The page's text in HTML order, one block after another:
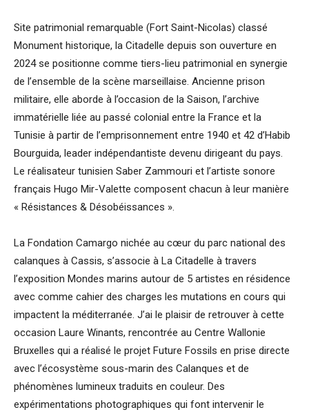
Site patrimonial remarquable (Fort Saint-Nicolas) classé
Monument historique, la Citadelle depuis son ouverture en
2024 se positionne comme tiers-lieu patrimonial en synergie
de l’ensemble de la scène marseillaise. Ancienne prison
militaire, elle aborde à l’occasion de la Saison, l’archive
immatérielle liée au passé colonial entre la France et la
Tunisie à partir de l’emprisonnement entre 1940 et 42 d’Habib
Bourguida, leader indépendantiste devenu dirigeant du pays.
Le réalisateur tunisien Saber Zammouri et l’artiste sonore
français Hugo Mir-Valette composent chacun à leur manière
« Résistances & Désobéissances ».
La Fondation Camargo nichée au cœur du parc national des
calanques à Cassis, s’associe à La Citadelle à travers
l’exposition Mondes marins autour de 5 artistes en résidence
avec comme cahier des charges les mutations en cours qui
impactent la méditerranée. J’ai le plaisir de retrouver à cette
occasion Laure Winants, rencontrée au Centre Wallonie
Bruxelles qui a réalisé le projet Future Fossils en prise directe
avec l’écosystème sous-marin des Calanques et de
phénomènes lumineux traduits en couleur. Des
expérimentations photographiques qui font intervenir le